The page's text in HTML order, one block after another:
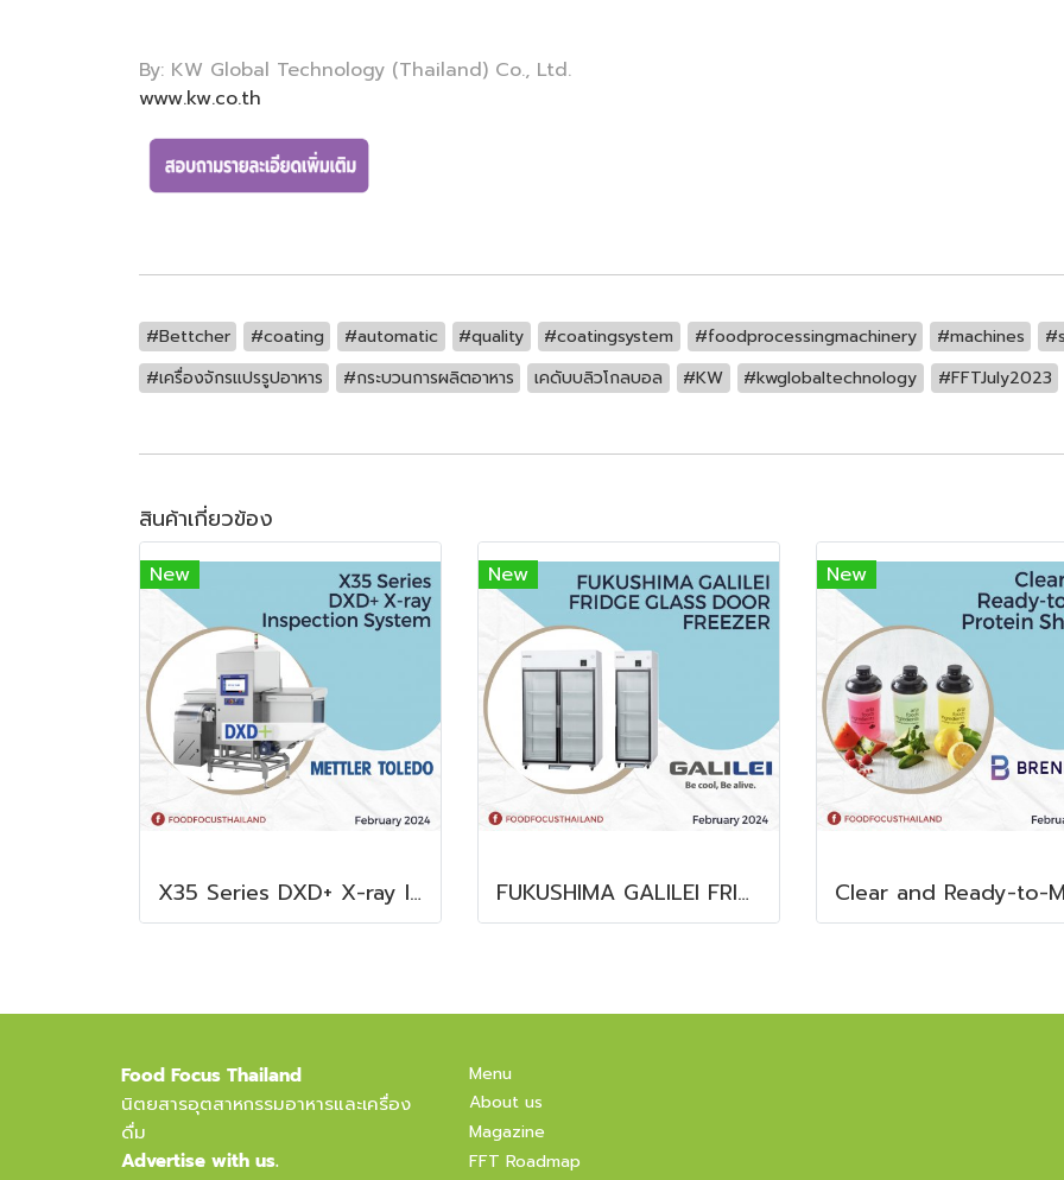
By: KW Global Technology (Thailand) Co., Ltd.
www.kw.co.th
#Bettcher #coating #automatic #quality #coatingsystem #foodprocessingmachinery #machines
#เครื่องจักรแปรรูปอาหาร
#กระบวนการผลิตอาหาร เคดับบลิวโกลบอล #KW #kwglobaltechnology #FFTJuly2023
สินค้าเกี่ยวข้อง
New
X35 Series DXD+ X-ray Inspection System
New
FUKUSHIMA GALILEI FRIDGE GLASS DOOR FREEZER
New
Food Focus Thailand
นิตยสารอุตสาหกรรมอาหารและเครื่อง
ดื่ม
Advertise with us.
Menu
About us
Magazine
FFT Roadmap